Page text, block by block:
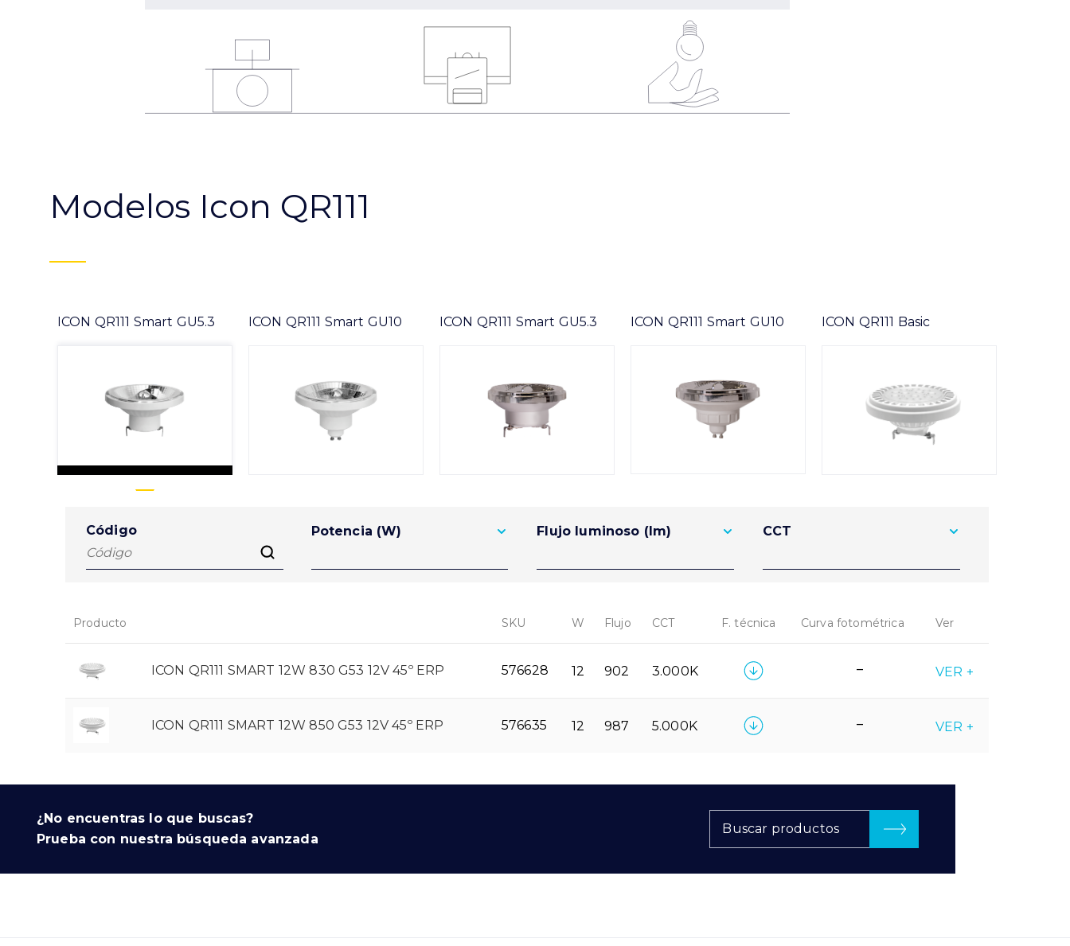
Modelos Icon QR111
ICON QR111 Smart GU5.3 ICON QR111 Smart GU10 ICON QR111 Smart GU5.3 ICON QR111 Smart GU10 ICON QR111 Basic
Código Potencia (W) Flujo luminoso (lm) CCT
Producto SKU W Flujo CCT F. técnica Curva fotométrica Ver
ICON QR111 SMART 12W 830 G53 12V 45º ERP 576628 12 902 3.000K – VER +
ICON QR111 SMART 12W 850 G53 12V 45º ERP 576635 12 987 5.000K – VER +
¿No encuentras lo que buscas?
Prueba con nuestra búsqueda avanzada
Buscar productos